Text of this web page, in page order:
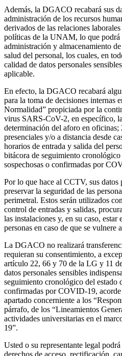
Además, la DGACO recabará sus
administración de los recursos
derivados de las relaciones
políticas de la UNAM, lo que podrá
administración y almacenamiento
salud del personal, los cuales, en
calidad de datos personales
aplicable.
En efecto, la DGACO recabará
para la toma de decisiones internas
Normalidad” propiciada por la
virus SARS-CoV-2, en específico,
determinación del aforo en oficinas;
presenciales y/o a distancia desde
horarios de entrada y salida del
bitácora de seguimiento cronológico
sospechosas o confirmadas por
Por lo que hace al CCTV, sus datos
preservar la seguridad de las
perimetral. Estos serán utilizados
control de entradas y salidas,
las instalaciones y, en su caso,
personas en caso de que se vulnere
La DGACO no realizará
requieran su consentimiento, a
artículo 22, 66 y 70 de la LG y 11
datos personales sensibles
seguimiento cronológico del estado
confirmadas por COVID-19,
apartado concerniente a los
párrafo, de los “Lineamientos
actividades universitarias en el
19”.
Usted o su representante legal